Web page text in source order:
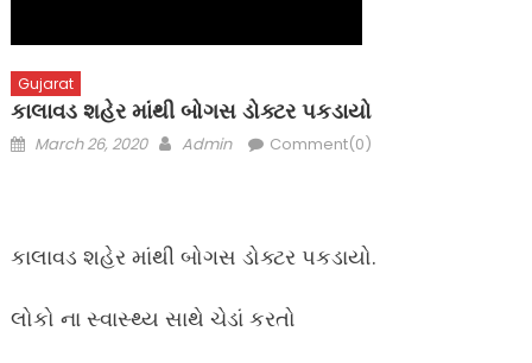
Gujarat
કાલાવડ શહેર માંથી બોગસ ડોક્ટર પકડાયો
Posted
March 26, 2020 Author
Admin Comment(0)
કાલાવડ શહેર માંથી બોગસ ડોક્ટર પકડાયો.
લોકો ના સ્વાસ્થ્ય સાથે ચેડાં કરતો